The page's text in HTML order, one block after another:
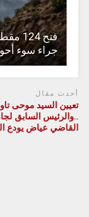
جراء سوء
أحدث مقال
تعيين السيد موحى
..والرئيس السابق
القاضي عياض يودع